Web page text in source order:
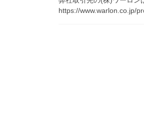
https://www.warlon.co.jp/